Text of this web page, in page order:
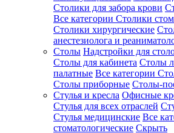
Столики для забора крови
Все категории Столики
Столики хирургические
анестезиолога и
Столы Надстройки для
Столы для кабинета Столы
палатные Все категории
Столы приборные Столы-
Стулья и кресла Офисные
Стулья для всех отраслей
Стулья медицинские Все
стоматологические Скрыть